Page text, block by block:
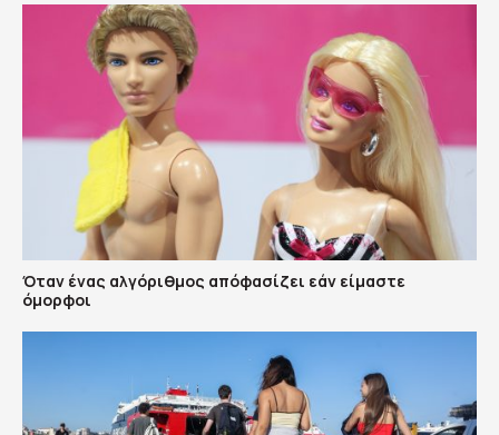
Όταν ένας αλγόριθμος απόφασίζει εάν είμαστε
όμορφοι